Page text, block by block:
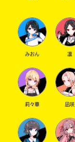
みおん 凛
莉々華 凪咲